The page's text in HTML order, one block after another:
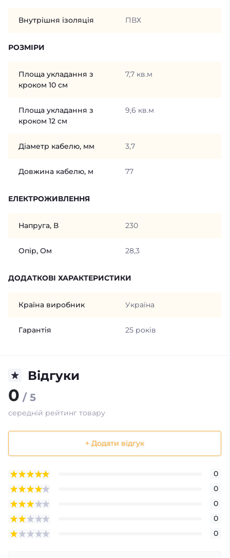
Внутрішня ізоляція ПВХ
РОЗМІРИ
Площа укладання з
кроком 10 см
7,7 кв.м
Площа укладання з
кроком 12 см
9,6 кв.м
Діаметр кабелю, мм 3,7
Довжина кабелю, м 77
ЕЛЕКТРОЖИВЛЕННЯ
Напруга, В 230
Опір, Ом 28,3
ДОДАТКОВІ ХАРАКТЕРИСТИКИ
Країна виробник Україна
Гарантія 25 років
Відгуки
0 / 5
середній рейтинг товару
+ Додати відгук
0
0
0
0
0